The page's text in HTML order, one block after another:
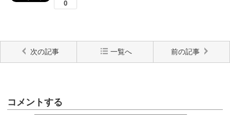
次の記事 一覧へ 前の記事
コメントする